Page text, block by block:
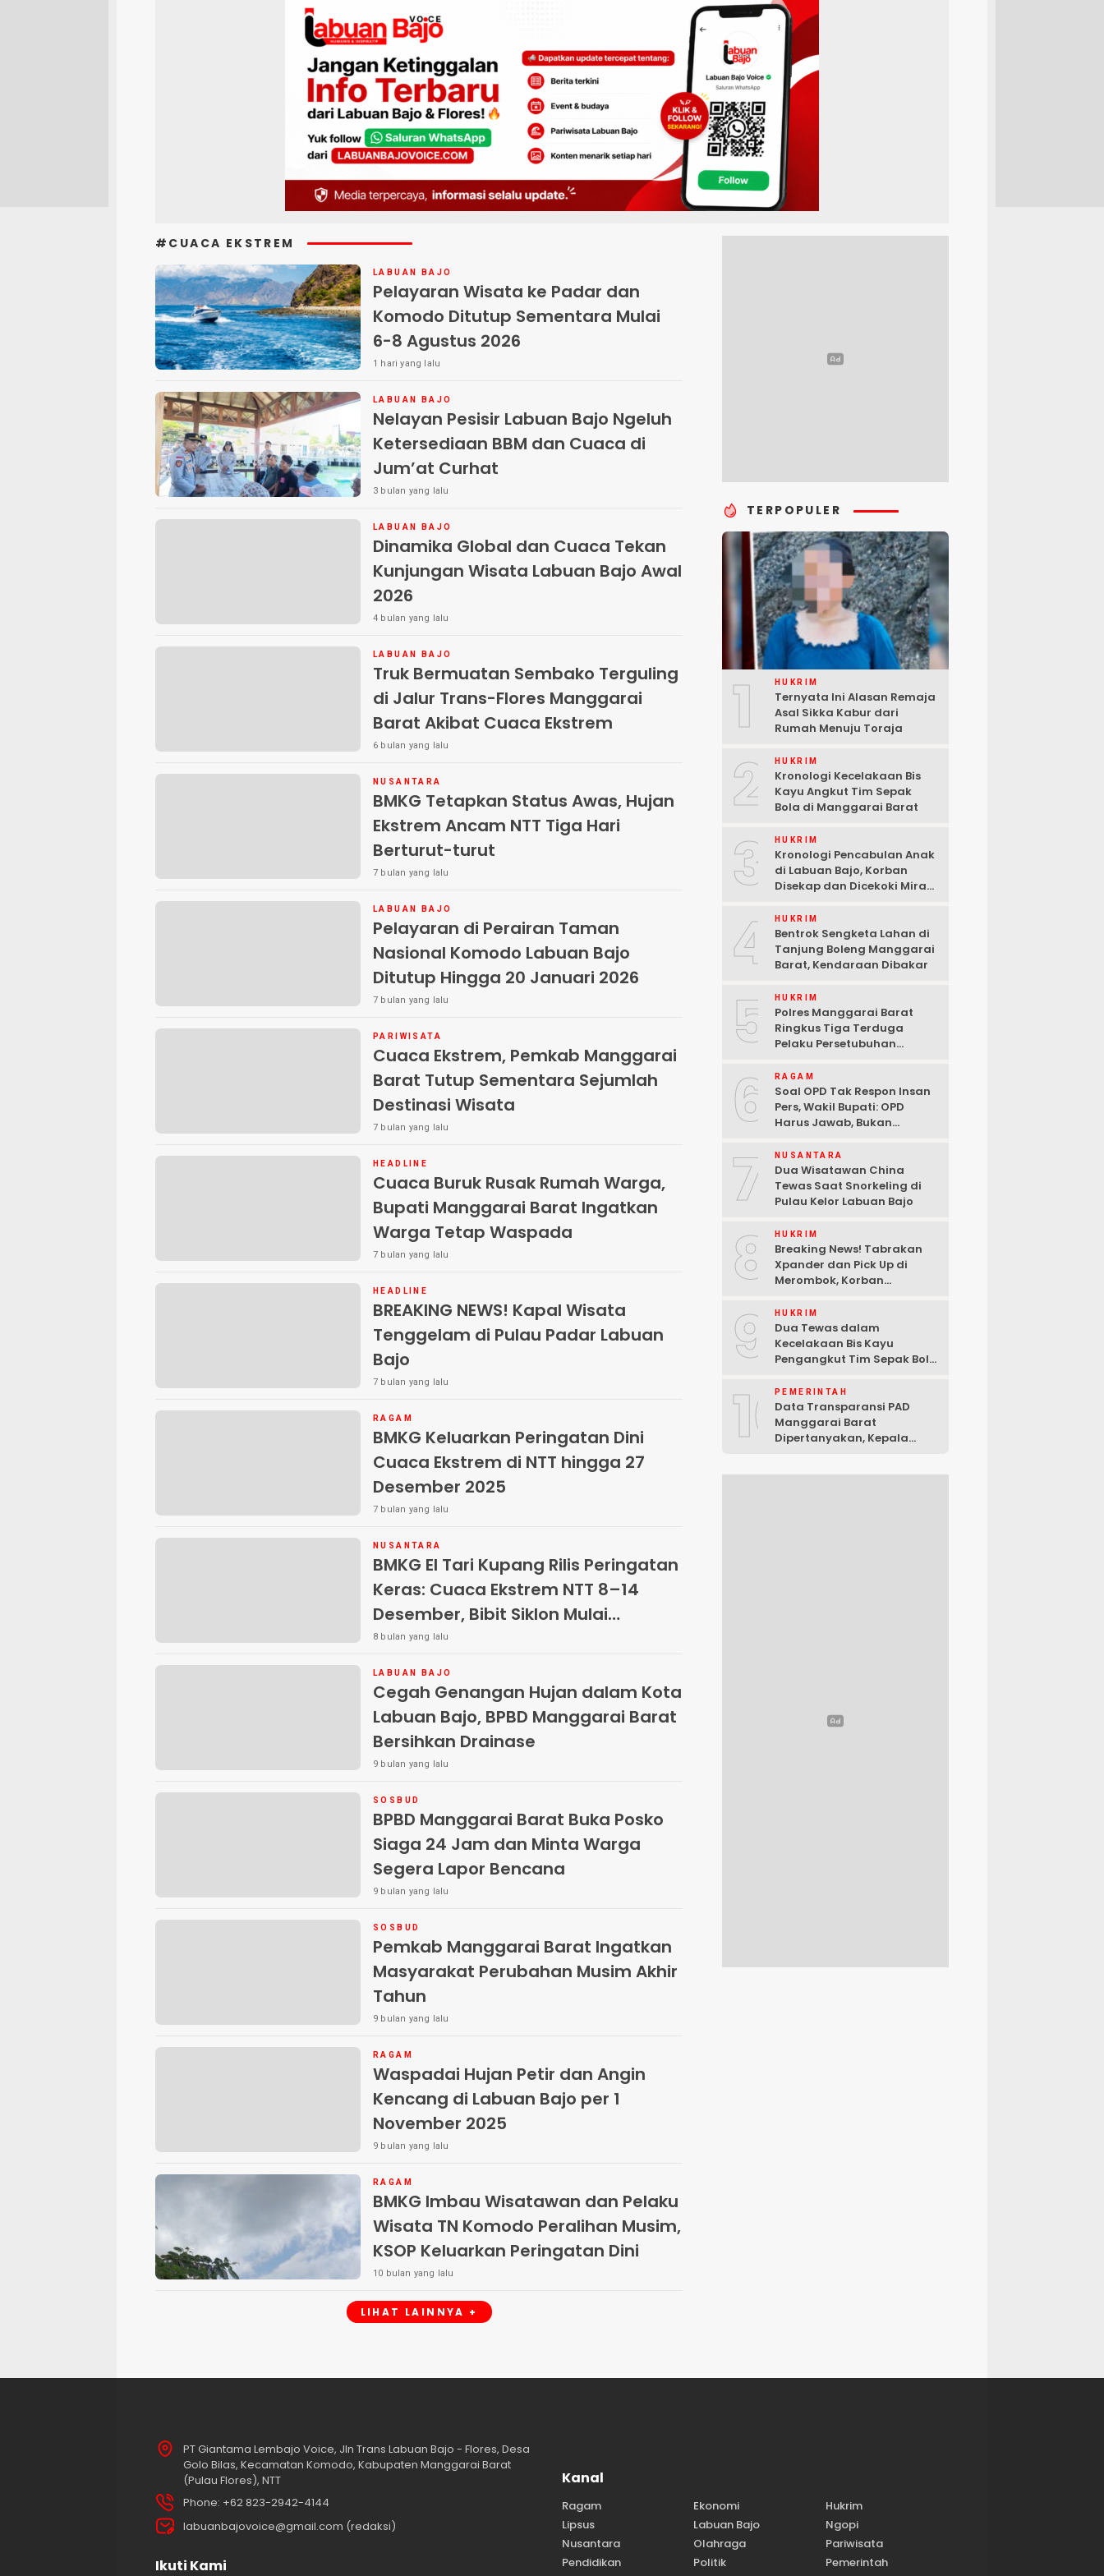
#CUACA EKSTREM
LABUAN BAJO
Pelayaran Wisata ke Padar dan
Komodo Ditutup Sementara Mulai
6-8 Agustus 2026
1 hari yang lalu
LABUAN BAJO
Nelayan Pesisir Labuan Bajo Ngeluh
Ketersediaan BBM dan Cuaca di
Jum’at Curhat
3 bulan yang lalu
LABUAN BAJO
Dinamika Global dan Cuaca Tekan
Kunjungan Wisata Labuan Bajo Awal
2026
4 bulan yang lalu
LABUAN BAJO
Truk Bermuatan Sembako Terguling
di Jalur Trans-Flores Manggarai
Barat Akibat Cuaca Ekstrem
6 bulan yang lalu
NUSANTARA
BMKG Tetapkan Status Awas, Hujan
Ekstrem Ancam NTT Tiga Hari
Berturut-turut
7 bulan yang lalu
LABUAN BAJO
Pelayaran di Perairan Taman
Nasional Komodo Labuan Bajo
Ditutup Hingga 20 Januari 2026
7 bulan yang lalu
PARIWISATA
Cuaca Ekstrem, Pemkab Manggarai
Barat Tutup Sementara Sejumlah
Destinasi Wisata
7 bulan yang lalu
HEADLINE
Cuaca Buruk Rusak Rumah Warga,
Bupati Manggarai Barat Ingatkan
Warga Tetap Waspada
7 bulan yang lalu
HEADLINE
BREAKING NEWS! Kapal Wisata
Tenggelam di Pulau Padar Labuan
Bajo
7 bulan yang lalu
RAGAM
BMKG Keluarkan Peringatan Dini
Cuaca Ekstrem di NTT hingga 27
Desember 2025
7 bulan yang lalu
NUSANTARA
BMKG El Tari Kupang Rilis Peringatan
Keras: Cuaca Ekstrem NTT 8–14
Desember, Bibit Siklon Mulai
Menguat
8 bulan yang lalu
LABUAN BAJO
Cegah Genangan Hujan dalam Kota
Labuan Bajo, BPBD Manggarai Barat
Bersihkan Drainase
9 bulan yang lalu
SOSBUD
BPBD Manggarai Barat Buka Posko
Siaga 24 Jam dan Minta Warga
Segera Lapor Bencana
9 bulan yang lalu
SOSBUD
Pemkab Manggarai Barat Ingatkan
Masyarakat Perubahan Musim Akhir
Tahun
9 bulan yang lalu
RAGAM
Waspadai Hujan Petir dan Angin
Kencang di Labuan Bajo per 1
November 2025
9 bulan yang lalu
RAGAM
BMKG Imbau Wisatawan dan Pelaku
Wisata TN Komodo Peralihan Musim,
KSOP Keluarkan Peringatan Dini
10 bulan yang lalu
LIHAT LAINNYA +
TERPOPULER
1 HUKRIM
Ternyata Ini Alasan Remaja
Asal Sikka Kabur dari
Rumah Menuju Toraja
2 HUKRIM
Kronologi Kecelakaan Bis
Kayu Angkut Tim Sepak
Bola di Manggarai Barat
3 HUKRIM
Kronologi Pencabulan Anak
di Labuan Bajo, Korban
Disekap dan Dicekoki Miras,
4 HUKRIM
Bentrok Sengketa Lahan di
Tanjung Boleng Manggarai
Barat, Kendaraan Dibakar
5 HUKRIM
Polres Manggarai Barat
Ringkus Tiga Terduga
Pelaku Persetubuhan
Bajo
6 RAGAM
Soal OPD Tak Respon Insan
Pers, Wakil Bupati: OPD
Harus Jawab, Bukan
7 NUSANTARA
Dua Wisatawan China
Tewas Saat Snorkeling di
Pulau Kelor Labuan Bajo
8 HUKRIM
Breaking News! Tabrakan
Xpander dan Pick Up di
Merombok, Korban
9 HUKRIM
Dua Tewas dalam
Kecelakaan Bis Kayu
Pengangkut Tim Sepak Bola
10PEMERINTAH
Data Transparansi PAD
Manggarai Barat
Dipertanyakan, Kepala
PT Giantama Lembajo Voice, Jln Trans Labuan Bajo - Flores, Desa
Golo Bilas, Kecamatan Komodo, Kabupaten Manggarai Barat
(Pulau Flores), NTT
Phone: +62 823-2942-4144
labuanbajovoice@gmail.com (redaksi)
Ikuti Kami
Kanal
Ragam Ekonomi
Hukrim
Lipsus
Labuan Bajo
Ngopi
Nusantara
Olahraga
Pariwisata
Pendidikan
Politik
Pemerintah